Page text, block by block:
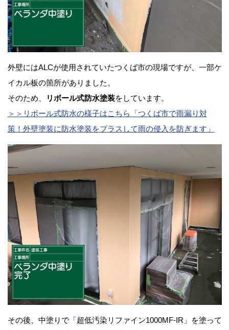
外壁にはALCが使用されていたつくば市の現場ですが、一部ケ
イカル板の箇所がありました。
そのため、
リボール式防水塗装をしています。
＞＞リボール式防水の様子はこちら「つくば市で雨漏り対
策！外壁塗装に防水塗装をプラスして雨の侵入を防ぎます」
その後、中塗りで「超低汚染リファイン1000MF-IR」を塗って